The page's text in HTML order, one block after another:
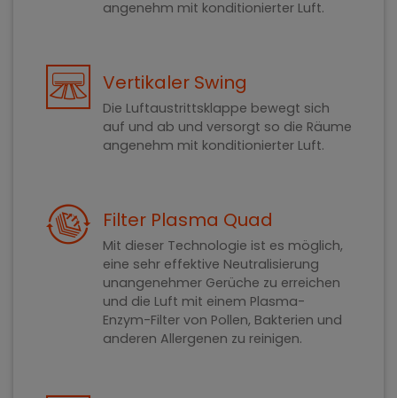
angenehm mit konditionierter Luft.
Vertikaler Swing
Die Luftaustrittsklappe bewegt sich
auf und ab und versorgt so die Räume
angenehm mit konditionierter Luft.
Filter Plasma Quad
Mit dieser Technologie ist es möglich,
eine sehr effektive Neutralisierung
unangenehmer Gerüche zu erreichen
und die Luft mit einem Plasma-
Enzym-Filter von Pollen, Bakterien und
anderen Allergenen zu reinigen.